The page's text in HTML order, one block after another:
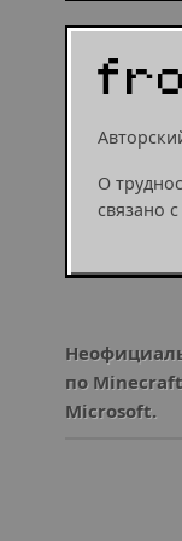
О
связано
по
Microsoft.